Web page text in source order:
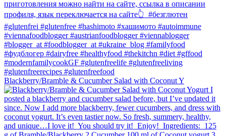
Blackberry/Bramble & Cucumber Salad with Coconut Y